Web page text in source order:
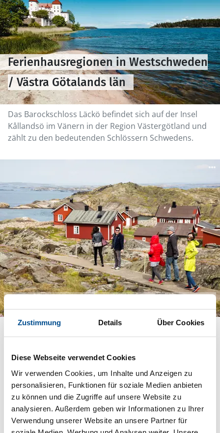
Zustimmung Details Über Cookies
Diese Webseite verwendet Cookies
Wir verwenden Cookies, um Inhalte und Anzeigen zu
personalisieren, Funktionen für soziale Medien anbieten
zu können und die Zugriffe auf unsere Website zu
analysieren. Außerdem geben wir Informationen zu Ihrer
Verwendung unserer Website an unsere Partner für
Das Barockschloss Läckö befindet sich auf der Insel
Kållandsö im Vänern in der Region Västergötland und
zählt zu den bedeutenden Schlössern Schwedens.
Ferienhausregionen in Westschweden
/ Västra Götalands län
Bohuslän
Zusammen mit Blekingegehört die Schärenküste
von Bohuslän (4.616 km2) zu den beiden
Mitteleuropa aus zu erreichen sind. Die Inseln
Tjörn(147,5 km2) und Orust(345,6 km2) gelten als
Synonym für Urlaub in den Schären. Schon viele
Maler haben sich durch das Licht in Bohuslän
inspirieren lassen. Wer nicht malen kann, besucht
das Nordische Aquarellmuseum im idyllischen